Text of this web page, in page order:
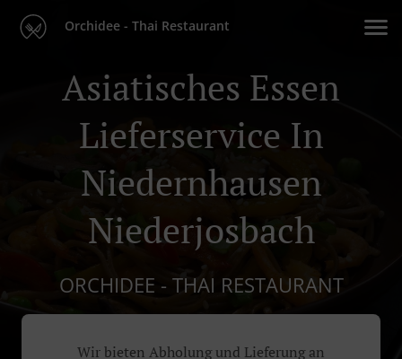
Orchidee - Thai Restaurant
Asiatisches Essen
Lieferservice In
Niedernhausen
Niederjosbach
ORCHIDEE - THAI RESTAURANT
Wir bieten Abholung und Lieferung an